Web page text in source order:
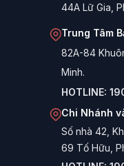
Ưu điểm
Tốc độ
hiệu năng
Đa nhiệm
Thiết kế
Tương
44A Lữ Gia,
Trung Tâm
82A-84
Minh.
HOTLINE:
Chi Nhánh
Số nhà 42,
69 Tố Hữu,